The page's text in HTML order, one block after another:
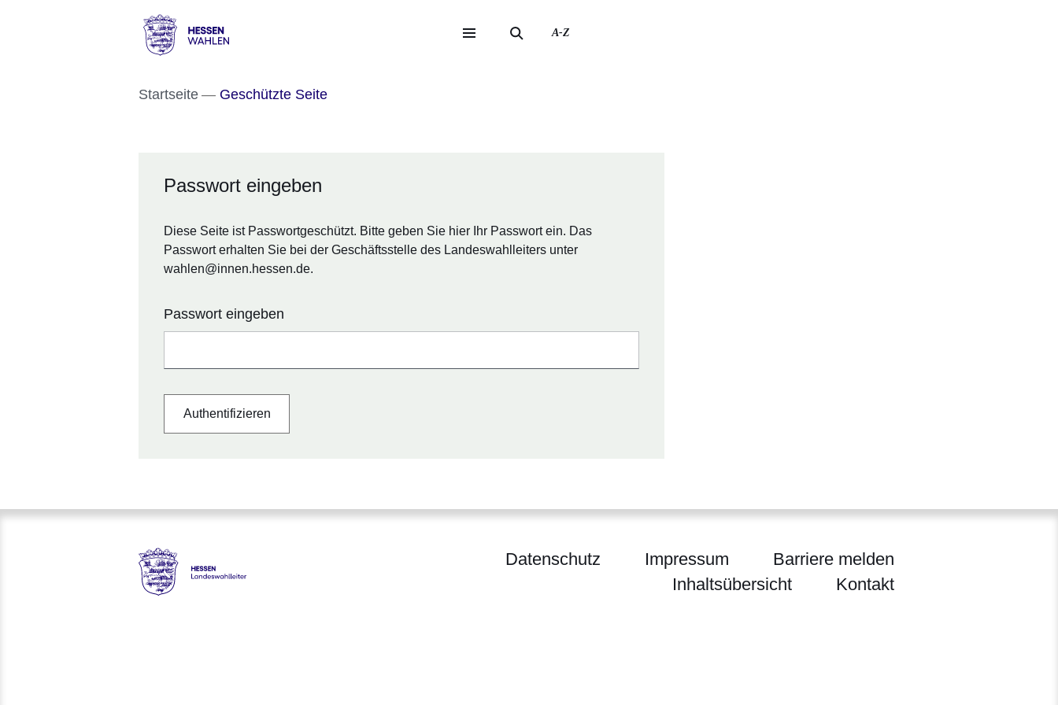
Direkt zum Kopf der Seite
Direkt zum Inhalt
Direkt zum Fuß der Seite
-
Wahlen
A-Z
Startseite Geschützte Seite
Passwort eingeben
Diese Seite ist Passwortgeschützt. Bitte geben Sie hier Ihr Passwort ein. Das
Passwort erhalten Sie bei der Geschäftsstelle des Landeswahlleiters unter
wahlen@innen.hessen.de.
Passwort eingeben
Datenschutz Impressum
Barriere melden
Inhaltsübersicht
Kontakt